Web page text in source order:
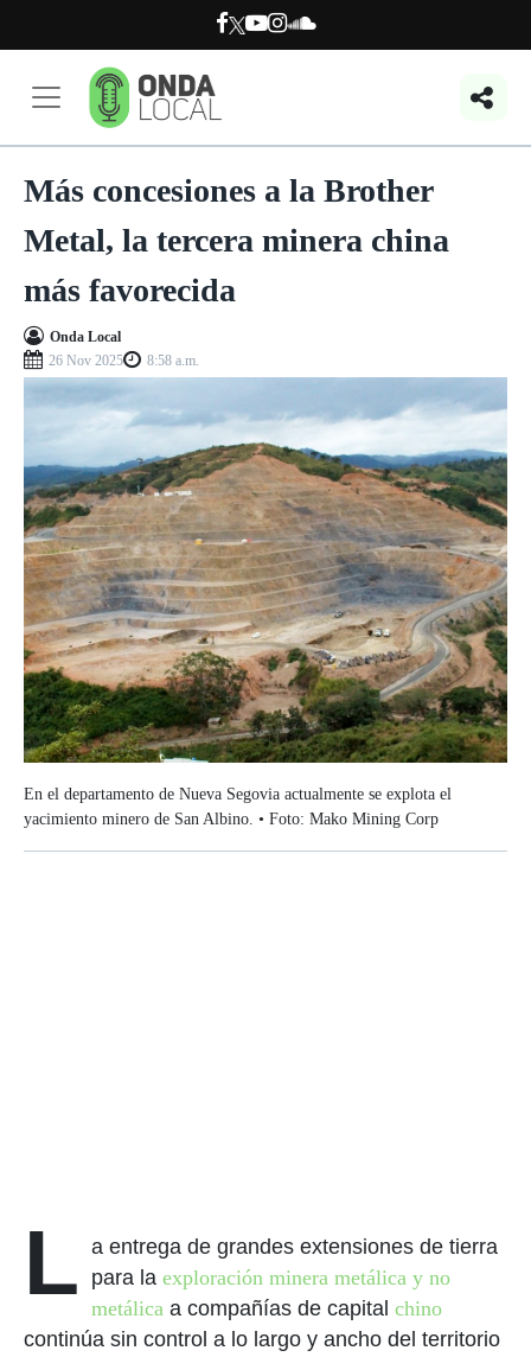
Más concesiones a la Brother
Metal, la tercera minera china
más favorecida
Onda Local
26 Nov 2025
8:58 a.m.
En el departamento de Nueva Segovia actualmente se explota el
yacimiento minero de San Albino. • Foto: Mako Mining Corp
L a entrega de grandes extensiones de tierra
para la exploración minera metálica y no
metálica a compañías de capital chino
continúa sin control a lo largo y ancho del territorio